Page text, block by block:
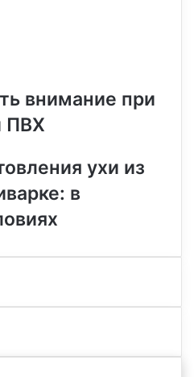
внимание при
ПВХ
ухи из
в